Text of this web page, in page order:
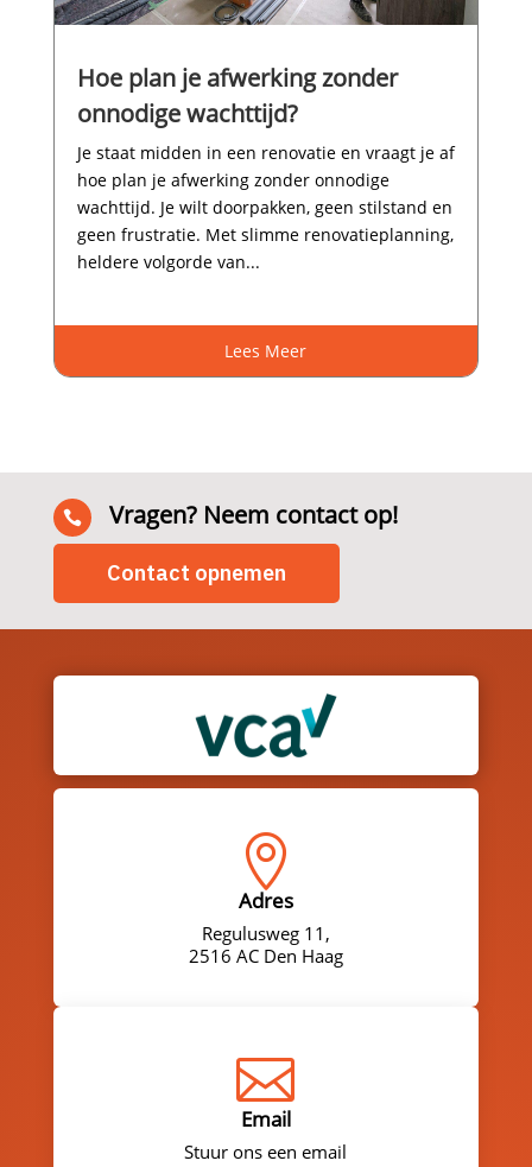
Hoe plan je afwerking zonder
onnodige wachttijd?
Je staat midden in een renovatie en vraagt je af
hoe plan je afwerking zonder onnodige
wachttijd.​ Je wilt doorpakken, geen stilstand en
geen frustratie.​ Met slimme renovatieplanning,
heldere volgorde van...
Lees Meer
 Vragen? Neem contact op!
Contact opnemen

Adres
Regulusweg 11,
2516 AC Den Haag

Email
Stuur ons een email